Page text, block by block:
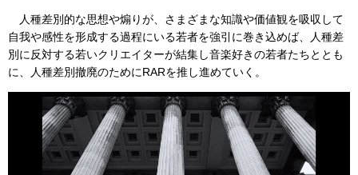
人種差別的な思想や煽りが、さまざまな知識や価値観を吸収して
自我や感性を形成する過程にいる若者を強引に巻き込めば、人種差
別に反対する若いクリエイターが結集し音楽好きの若者たちととも
に、人種差別撤廃のためにRARを推し進めていく。